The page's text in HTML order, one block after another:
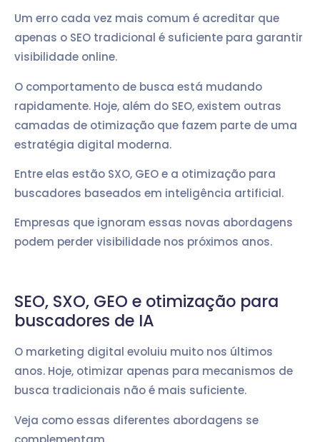
Um erro cada vez mais comum é acreditar que
apenas o SEO tradicional é suficiente para garantir
visibilidade online.
O comportamento de busca está mudando
rapidamente. Hoje, além do SEO, existem outras
camadas de otimização que fazem parte de uma
estratégia digital moderna.
Entre elas estão SXO, GEO e a otimização para
buscadores baseados em inteligência artificial.
Empresas que ignoram essas novas abordagens
podem perder visibilidade nos próximos anos.
SEO, SXO, GEO e otimização para
buscadores de IA
O marketing digital evoluiu muito nos últimos
anos. Hoje, otimizar apenas para mecanismos de
busca tradicionais não é mais suficiente.
Veja como essas diferentes abordagens se